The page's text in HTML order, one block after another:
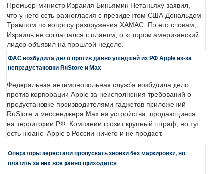
Премьер-министр Израиля Биньямин Нетаньяху заявил,
что у него есть разногласия с президентом США Дональдом
Трампом по вопросу разоружения ХАМАС. По его словам,
Израиль не соглашался с планом, о котором американский
лидер объявил на прошлой неделе.
ФАС возбудила дело против давно ушедшей из РФ Apple из-за
непредустановки RuStore и Max
Федеральная антимонопольная служба возбудила дело
против корпорации Apple за неисполнения требований о
предустановке производителями гаджетов приложений
RuStore и мессенджера Max на устройства, продающиеся
на территории РФ. Компании грозит крупный штраф, но тут
есть нюанс: Apple в России ничего и не продает.
Операторы перестали пропускать звонки без маркировки, но
платить за них все равно приходится